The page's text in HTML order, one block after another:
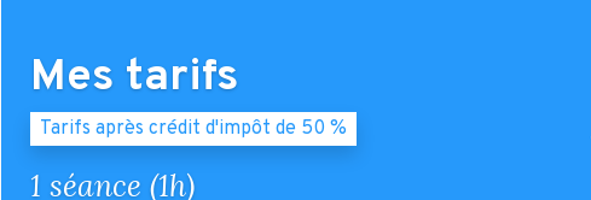
Mes tarifs
Tarifs après crédit d'impôt de 50 %
1 séance (1h)